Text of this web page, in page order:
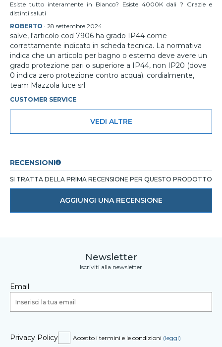
Esiste tutto interamente in Bianco? Esiste 4000K dali ? Grazie e
distinti saluti
ROBERTO · 28 settembre 2024
salve, l'articolo cod 7906 ha grado IP44 come
correttamente indicato in scheda tecnica. La normativa
indica che un articolo per bagno o esterno deve avere un
grado protezione pari o superiore a IP44, non IP20 (dove
0 indica zero protezione contro acqua). cordialmente,
team Mazzola luce srl
CUSTOMER SERVICE
VEDI ALTRE
RECENSIONI
SI TRATTA DELLA PRIMA RECENSIONE PER QUESTO PRODOTTO
AGGIUNGI UNA RECENSIONE
Newsletter
Iscriviti alla newsletter
Email
Privacy Policy Accetto i termini e le condizioni (leggi)